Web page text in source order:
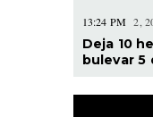
13:24 PM 2,
Deja 10
bulevar 5